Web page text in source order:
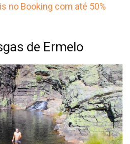
no Booking com até 50%
de Ermelo